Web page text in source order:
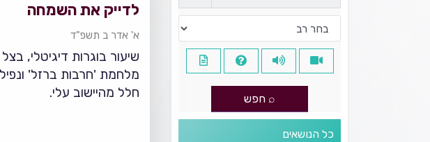
כל הנושאים
לדייק את השמחה
א' אדר ב תשפ"ד
שיעור בוגרות דיגיטלי, בצל
מלחמת 'חרבות ברזל'
חלל מהיישוב עלי.